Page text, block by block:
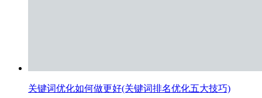
关键词优化如何做更好(关键词排名优化五大技巧)